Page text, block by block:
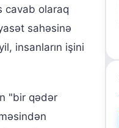
cavab olaraq
sahəsinə
insanların işini
"bir qədər